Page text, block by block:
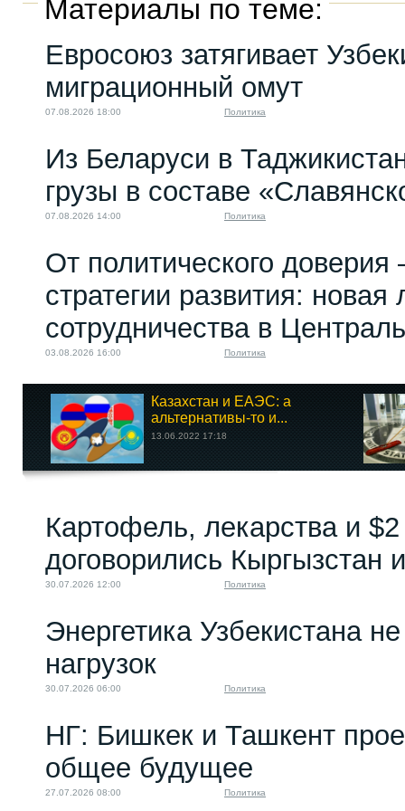
Материалы по теме:
Евросоюз затягивает
миграционный омут
07.08.2026 18:00 Политика
Из Беларуси в
грузы в составе
07.08.2026 14:00 Политика
От политического
стратегии развития: новая
сотрудничества в
03.08.2026 16:00 Политика
Казахстан и ЕАЭС: а
альтернативы-то и...
13.06.2022 17:18
Картофель, лекарства и
договорились Кыргызстан
30.07.2026 12:00 Политика
Энергетика Узбекистана
нагрузок
30.07.2026 06:00 Политика
НГ: Бишкек и Ташкент
общее будущее
27.07.2026 08:00 Политика